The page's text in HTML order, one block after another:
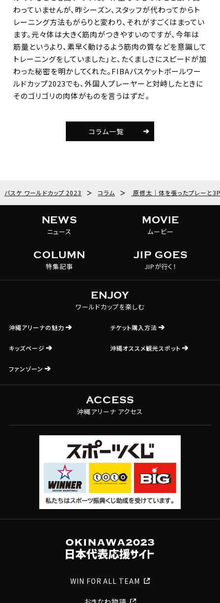
わっていませんが、昨シーズン、スタッフが代わってからト
レーニング方法もがらりと変わり、それがすごくはまってい
ます。元々体は大きく筋肉がつきやすいのですが、今年は
筋量というより、素早く動けるよう筋肉の質などを意識して
トレーニングをしていました」と、たくましさにスピードが加
わった秘密を明かしてくれた。FIBAバスケットボールワー
ルドカップ2023でも、外国人プレーヤーと対峙したときに
そのゴリゴリの肉体がものを言うはずだ。
コラム一覧
バスケ ワールドカップ 2023 ＞ コラム ＞ 原修太｜体を張ったプレーと
WIN FOR ALL TEAM
NEWS
ニュース
MOVIE
ムービー
COLUMN
特集記事
JIP GOES
JIPが行く！
ENJOY
ワールドカップを楽しむ
沖縄アリーナの魅力 チケット購入方法
キッズページ 沖縄オススメ観光スポット
ファンゾーン
ACCESS
沖縄アリーナ アクセス